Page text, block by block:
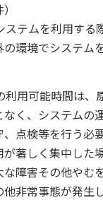
テムを利用する
環境でシステム
用可能時間は、
く、システムの
点検等を行う必
著しく集中した
障害その他やむ
非常事態が発生